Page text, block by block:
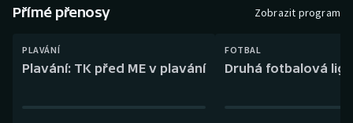
Curling
Přímé přenosy Zobrazit program
PLAVÁNÍ
Plavání: TK před ME v plavání
FOTBAL
Druhá fotbalová